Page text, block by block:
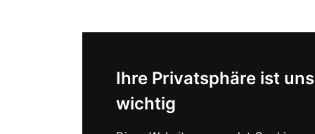
Ihre Privatsphäre ist uns
wichtig